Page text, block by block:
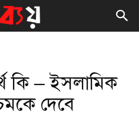
কি – ইসলামিক
দেবে